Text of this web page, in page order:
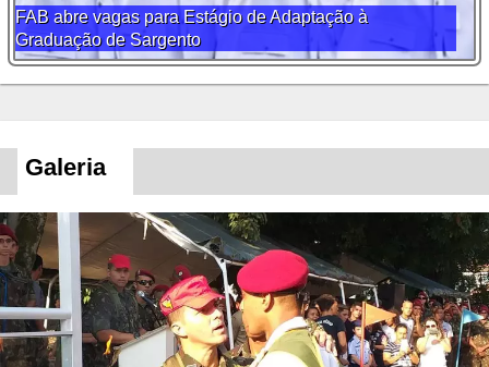
FAB abre vagas para Estágio de Adaptação à
Graduação de Sargento
Galeria